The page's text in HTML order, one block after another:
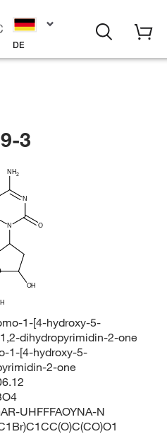
DE
3
NH2
N
O
N
OH
1-[4-hydroxy-5-
dihydropyrimidin-2-one
1-[4-hydroxy-5-
2-one
UHFFFAOYNA-N